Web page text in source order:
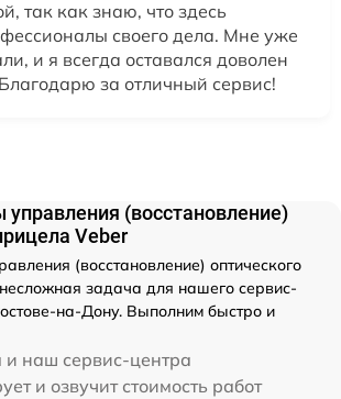
так как знаю, что здесь
своего дела. Мне уже
и я всегда оставался доволен
за отличный сервис!
(восстановление)
Veber
(восстановление) оптического
задача для нашего сервис-
на-Дону. Выполним быстро и
и наш сервис-центра
и озвучит стоимость работ